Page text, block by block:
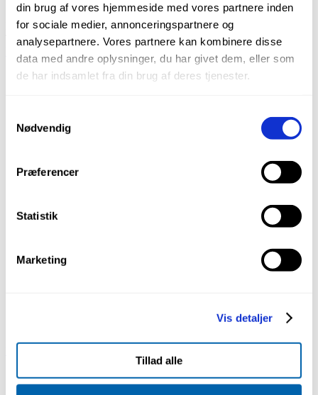
din brug af vores hjemmeside med vores partnere inden
for sociale medier, annonceringspartnere og
analysepartnere. Vores partnere kan kombinere disse
data med andre oplysninger, du har givet dem, eller som
de har indsamlet fra din brug af deres tjenester.
Nødvendig
Præferencer
Statistik
Marketing
Vis detaljer
Tillad alle
Sabroesvej 16
DK – 8600 Silkeborg
Telefon +45 86 81 11 01
kontakt@gefionprofiler.dk
Bæredygtighed
Bæredygtighed
Min Konto
Plastlister